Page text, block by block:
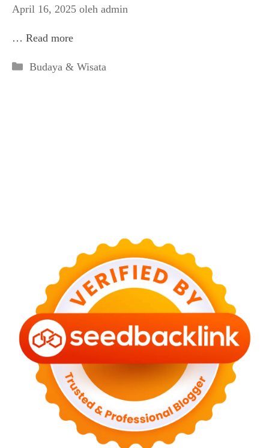
April 16, 2025 oleh admin
… Read more
Kategori
Budaya & Wisata